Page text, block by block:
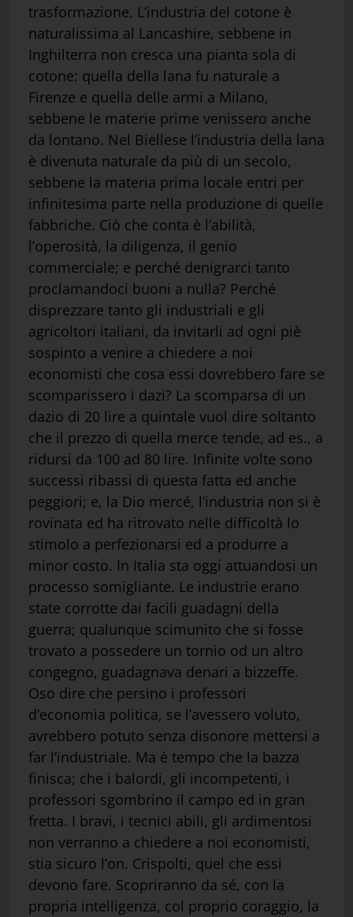
trasformazione. L’industria del cotone è
naturalissima al Lancashire, sebbene in
Inghilterra non cresca una pianta sola di
cotone: quella della lana fu naturale a
Firenze e quella delle armi a Milano,
sebbene le materie prime venissero anche
da lontano. Nel Biellese l’industria della lana
è divenuta naturale da più di un secolo,
sebbene la materia prima locale entri per
infinitesima parte nella produzione di quelle
fabbriche. Ciò che conta è l’abilità,
l’operosità, la diligenza, il genio
commerciale; e perché denigrarci tanto
proclamandoci buoni a nulla? Perché
disprezzare tanto gli industriali e gli
agricoltori italiani, da invitarli ad ogni piè
sospinto a venire a chiedere a noi
economisti che cosa essi dovrebbero fare se
scomparissero i dazi? La scomparsa di un
dazio di 20 lire a quintale vuol dire soltanto
che il prezzo di quella merce tende, ad es., a
ridursi da 100 ad 80 lire. Infinite volte sono
successi ribassi di questa fatta ed anche
peggiori; e, la Dio mercé, l’industria non si è
rovinata ed ha ritrovato nelle difficoltà lo
stimolo a perfezionarsi ed a produrre a
minor costo. In Italia sta oggi attuandosi un
processo somigliante. Le industrie erano
state corrotte dai facili guadagni della
guerra; qualunque scimunito che si fosse
trovato a possedere un tornio od un altro
congegno, guadagnava denari a bizzeffe.
Oso dire che persino i professori
d’economia politica, se l’avessero voluto,
avrebbero potuto senza disonore mettersi a
far l’industriale. Ma è tempo che la bazza
finisca; che i balordi, gli incompetenti, i
professori sgombrino il campo ed in gran
fretta. I bravi, i tecnici abili, gli ardimentosi
non verranno a chiedere a noi economisti,
stia sicuro l’on. Crispolti, quel che essi
devono fare. Scopriranno da sé, con la
propria intelligenza, col proprio coraggio, la